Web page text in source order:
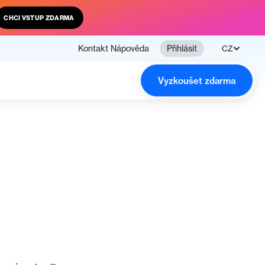
CHCI VSTUP ZDARMA
Kontakt Nápověda Přihlásit CZ
Vyzkoušet zdarma